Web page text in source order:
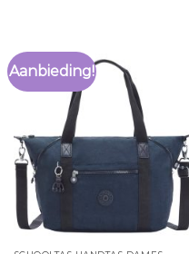
Aanbieding!